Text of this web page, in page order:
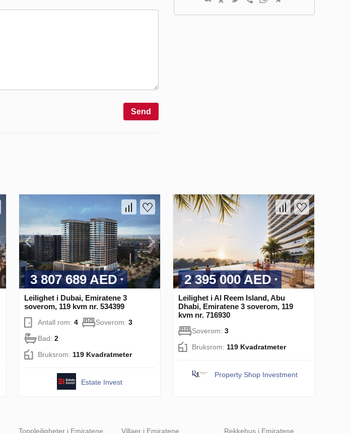
Send
3 807 689 AED
Leilighet i Dubai, Emiratene 3
soverom, 119 kvm nr. 534399
Antall rom: 4 Soverom: 3
Bad: 2
Bruksrom: 119 Kvadratmeter
Estate Invest
2 395 000 AED
Leilighet i Al Reem Island, Abu
Dhabi, Emiratene 3 soverom, 119
kvm nr. 716930
Soverom: 3
Bruksrom: 119 Kvadratmeter
Property Shop Investment
Toppleiligheter i Emiratene
Villaer i Emiratene
Rekkehus i Emiratene